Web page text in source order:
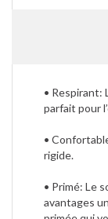
• Respirant:
parfait pour
•
rigide.
• Primé: Le
avantages